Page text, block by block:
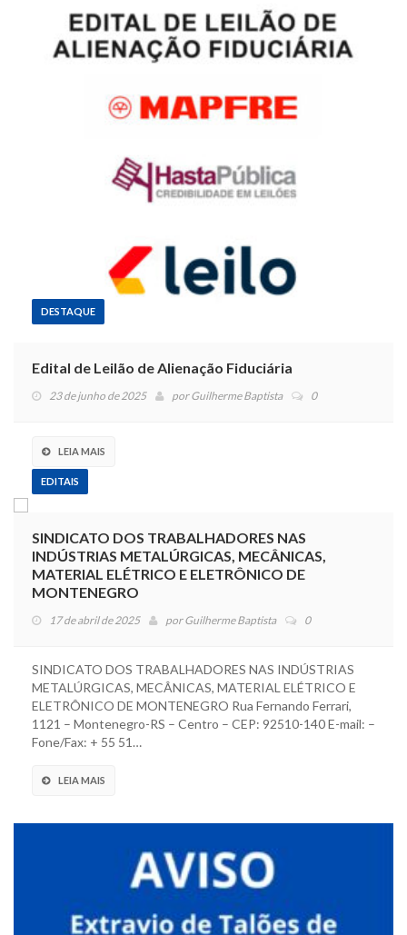
DESTAQUE
Edital de Leilão de Alienação Fiduciária
23 de junho de 2025 porGuilherme Baptista 0
LEIA MAIS
EDITAIS
SINDICATO DOS TRABALHADORES NAS
INDÚSTRIAS METALÚRGICAS, MECÂNICAS,
MATERIAL ELÉTRICO E ELETRÔNICO DE
MONTENEGRO
17 de abril de 2025 porGuilherme Baptista 0
SINDICATO DOS TRABALHADORES NAS INDÚSTRIAS
METALÚRGICAS, MECÂNICAS, MATERIAL ELÉTRICO E
ELETRÔNICO DE MONTENEGRO Rua Fernando Ferrari,
1121 – Montenegro-RS – Centro – CEP: 92510-140 E-mail: –
Fone/Fax: + 55 51…
LEIA MAIS